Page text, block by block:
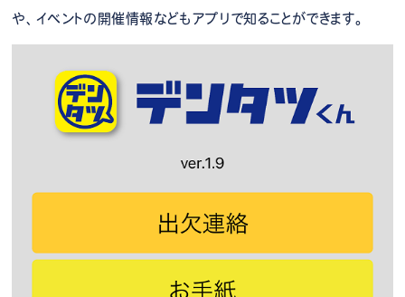
や、イベントの開催情報などもアプリで知ることができます。